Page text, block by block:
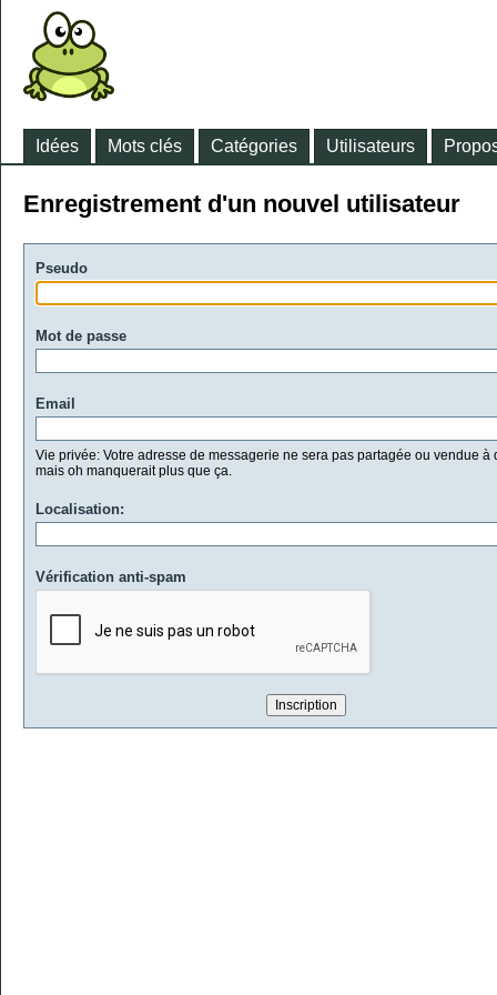
Idées Mots clés Catégories Utilisateurs
Enregistrement d'un nouvel utilisateur
Pseudo
Mot de passe
Email
Vie privée: Votre adresse de messagerie ne sera pas partagée ou vendue à
mais oh manquerait plus que ça.
Localisation:
Vérification anti-spam